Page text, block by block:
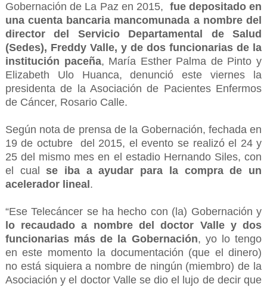
Gobernación de La Paz en 2015, fue depositado en
una cuenta bancaria mancomunada a nombre del
director del Servicio Departamental de Salud
(Sedes), Freddy Valle, y de dos funcionarias de la
institución paceña, María Esther Palma de Pinto y
Elizabeth Ulo Huanca, denunció este viernes la
presidenta de la Asociación de Pacientes Enfermos
de Cáncer, Rosario Calle.
Según nota de prensa de la Gobernación, fechada en
19 de octubre del 2015, el evento se realizó el 24 y
25 del mismo mes en el estadio Hernando Siles, con
el cualse iba a ayudar para la compra de un
acelerador lineal .
“Ese Telecáncer se ha hecho con (la) Gobernación y
lo recaudado a nombre del doctor Valle y dos
funcionarias más de la Gobernación, yo lo tengo
en este momento la documentación (que el dinero)
no está siquiera a nombre de ningún (miembro) de la
Asociación y el doctor Valle se dio el lujo de decir que